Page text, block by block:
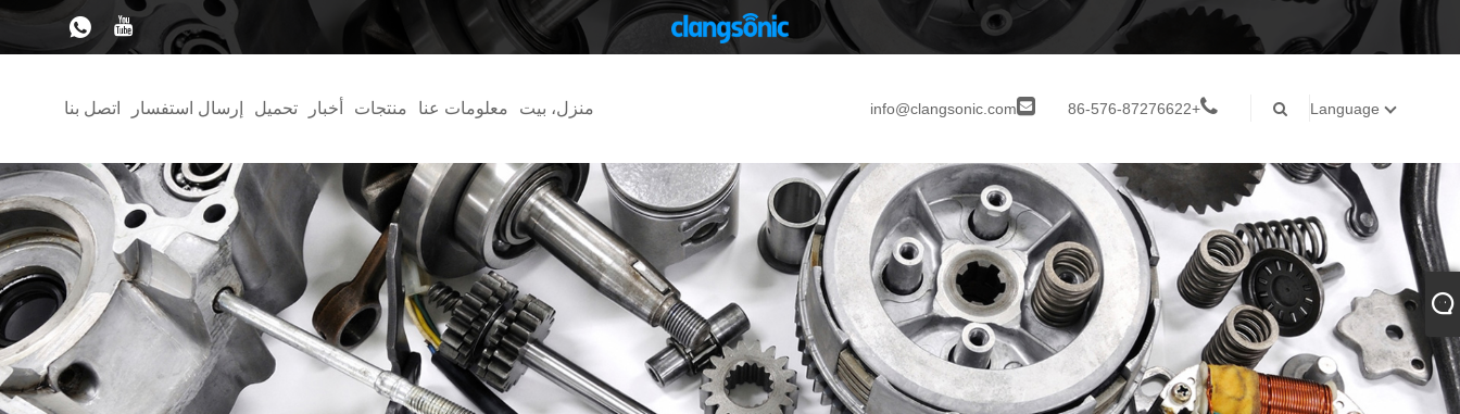
منزل، بيت معلومات عنا منتجات أخبار تحميل إرسال استفسار اتصل بنا info@clangsonic.com +86-576-87276622 Language